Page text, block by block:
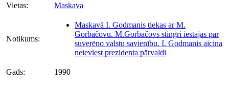
Vietas:
Maskava
Notikums:
Maskavā I. Godmanis tiekas ar M.
Gorbačovu. M.Gorbačovs stingri iestājas par
suverēno valstu savienību. I. Godmanis aicina
neieviest prezidenta pārvaldi
Gads: 1990